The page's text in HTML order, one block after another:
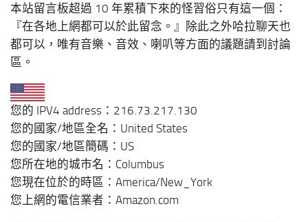
本站留言板超過 10 年累積下來的怪習俗只有這一個：
『在各地上網都可以於此留念。』除此之外哈拉聊天也
都可以，唯有音樂、音效、喇叭等方面的議題請到討論
區。
您的 IPV4 address： 216.73.217.130
您的國家/地區全名： United States
您的國家/地區簡碼： US
您所在地的城市名： Columbus
您現在位於的時區： America/New_York
您上網的電信業者： Amazon.com